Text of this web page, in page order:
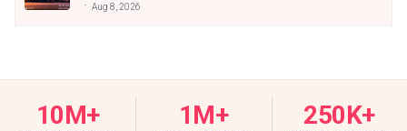
Aug 8, 2026
10M+ 1M+ 250K+